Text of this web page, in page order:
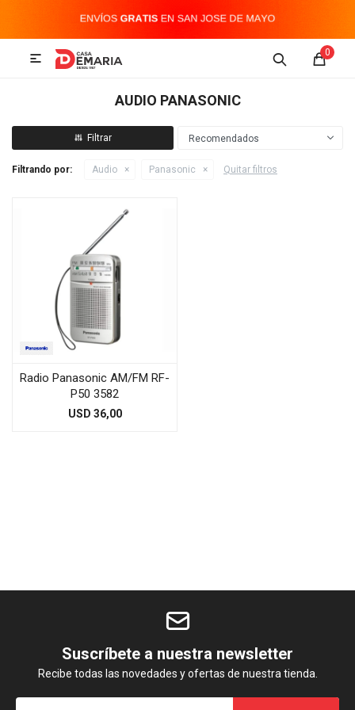
0

AUDIO PANASONIC
Recomendados
Filtrando por: Audio Panasonic Quitar filtros
Radio Panasonic AM/FM RF-
P50 3582
USD 36,00
Suscríbete a nuestra newsletter
Recibe todas las novedades y ofertas de nuestra tienda.
MI CUENTA
Imagen y Sonido Hogar
Televisores y accesorios
Accesorios